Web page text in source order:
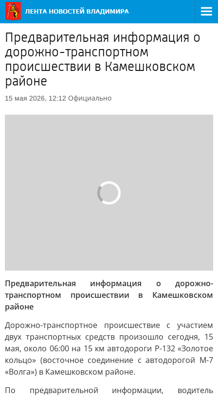
Предварительная информация о
дорожно-транспортном
происшествии в Камешковском
районе
15 мая 2026, 12:12 Официально
Предварительная информация о дорожно-
транспортном происшествии в Камешковском
районе
Дорожно-транспортное происшествие с участием
двух транспортных средств произошло сегодня, 15
мая, около 06:00 на 15 км автодороги Р-132 «Золотое
кольцо» (восточное соединение с автодорогой М-7
«Волга») в Камешковском районе.
По предварительной информации, водитель